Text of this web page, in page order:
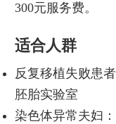
300元服务费。
适合人群
反复移植失败患
胚胎实验室
染色体异常夫妇